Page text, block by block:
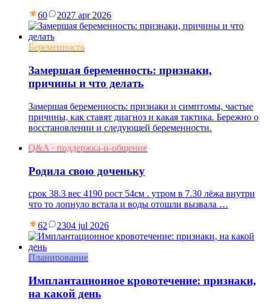
60 2027 apr 2026
Беременность
Замершая беременность: признаки,
причины и что делать
Замершая беременность: признаки и симптомы, частые
причины, как ставят диагноз и какая тактика. Бережно о
восстановлении и следующей беременности.
Q&A · поддержка-и-общение
Родила свою доченьку
срок 38.3 вес 4190 рост 54см . утром в 7.30 лёжа внутри
что то лопнуло встала и воды отошли вызвала …
62 2304 jul 2026
Планирование
Имплантационное кровотечение: признаки,
на какой день